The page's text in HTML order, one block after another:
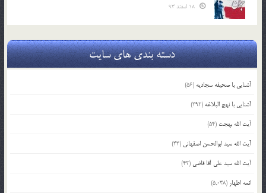
دسته بندی های سایت
آشنایی با صحیفه سجادیه (56)
آشنایی با نهج البلاغه (392)
آیت الله بهجت (54)
آیت الله سید ابوالحسن اصفهانی (43)
آیت الله سید علی آقا قاضی (42)
ائمه اطهار (5,038)